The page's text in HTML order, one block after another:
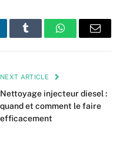
Tumblr WhatsAppEmail
NEXT ARTICLE
Nettoyage injecteur diesel :
quand et comment le faire
efficacement